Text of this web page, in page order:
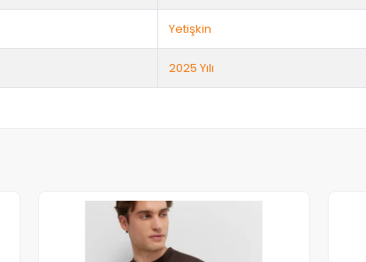
Yetişkin
2025 Yılı